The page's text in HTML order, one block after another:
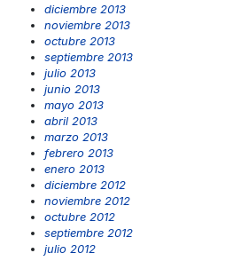
diciembre 2013
noviembre 2013
octubre 2013
septiembre 2013
julio 2013
junio 2013
mayo 2013
abril 2013
marzo 2013
febrero 2013
enero 2013
diciembre 2012
noviembre 2012
octubre 2012
septiembre 2012
julio 2012